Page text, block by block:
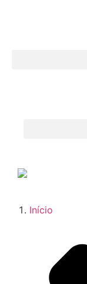
Início